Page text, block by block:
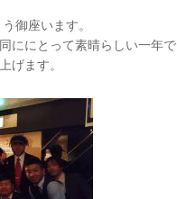
御座います。
ににとって素晴らしい一年で
げます。